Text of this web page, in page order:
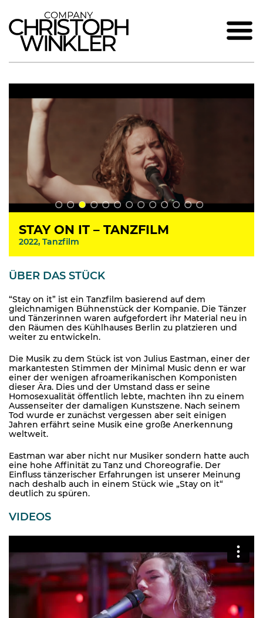
STAY ON IT – TANZFILM
2022, Tanzfilm
ÜBER DAS STÜCK
“Stay on it” ist ein Tanzfilm basierend auf dem
gleichnamigen Bühnenstück der Kompanie. Die Tänzer
und Tänzerinnen waren aufgefordert ihr Material neu in
den Räumen des Kühlhauses Berlin zu platzieren und
weiter zu entwickeln.
Die Musik zu dem Stück ist von Julius Eastman, einer der
markantesten Stimmen der Minimal Music denn er war
einer der wenigen afroamerikanischen Komponisten
dieser Ära. Dies und der Umstand dass er seine
Homosexualität öffentlich lebte, machten ihn zu einem
Aussenseiter der damaligen Kunstszene. Nach seinem
Tod wurde er zunächst vergessen aber seit einigen
Jahren erfährt seine Musik eine große Anerkennung
weltweit.
Eastman war aber nicht nur Musiker sondern hatte auch
eine hohe Affinität zu Tanz und Choreografie. Der
Einfluss tänzerischer Erfahrungen ist unserer Meinung
nach deshalb auch in einem Stück wie „Stay on it“
deutlich zu spüren.
VIDEOS